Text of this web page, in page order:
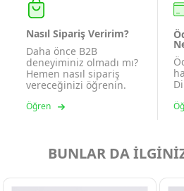
Nasıl Sipariş Veririm?
Daha önce B2B
deneyiminiz olmadı mı?
Hemen nasıl sipariş
vereceğinizi öğrenin.
Öğren
BUNLAR DA